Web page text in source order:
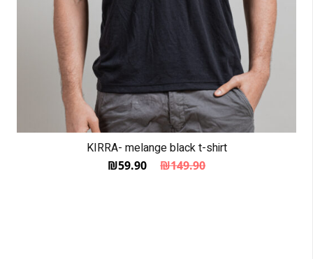
KIRRA- melange black t-shirt
₪149.90 המחיר המקורי היה: ₪149.90.
₪59.90
המחיר הנוכחי הוא: ₪59.90.